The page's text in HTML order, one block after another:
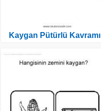
Kaygan Pütürlü Kavramı